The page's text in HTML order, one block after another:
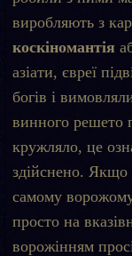
виробляють з
коскіномантія
азіати, євреї
богів і
винного решето
кружляло, це
здійснено. Якщо
самому
просто на
ворожінням